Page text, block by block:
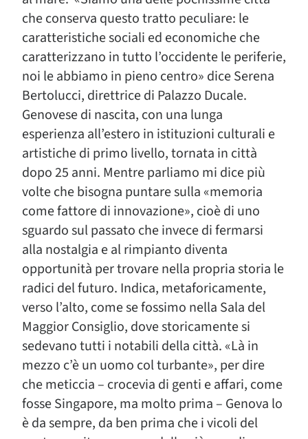
che conserva questo tratto peculiare: le
caratteristiche sociali ed economiche che
caratterizzano in tutto l’occidente le periferie,
noi le abbiamo in pieno centro» dice Serena
Bertolucci, direttrice di Palazzo Ducale.
Genovese di nascita, con una lunga
esperienza all’estero in istituzioni culturali e
artistiche di primo livello, tornata in città
dopo 25 anni. Mentre parliamo mi dice più
volte che bisogna puntare sulla «memoria
come fattore di innovazione», cioè di uno
sguardo sul passato che invece di fermarsi
alla nostalgia e al rimpianto diventa
opportunità per trovare nella propria storia le
radici del futuro. Indica, metaforicamente,
verso l’alto, come se fossimo nella Sala del
Maggior Consiglio, dove storicamente si
sedevano tutti i notabili della città. «Là in
mezzo c’è un uomo col turbante», per dire
che meticcia – crocevia di genti e affari, come
fosse Singapore, ma molto prima – Genova lo
è da sempre, da ben prima che i vicoli del